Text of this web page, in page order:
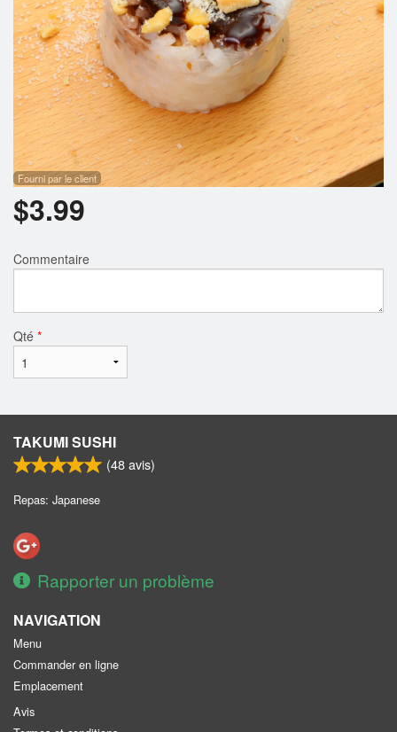
Fourni par le client
$3.99
Commentaire
Qté *
TAKUMI SUSHI
(48avis)
Repas: Japanese
Rapporter un problème
NAVIGATION
Menu
Commander en ligne
Emplacement
Avis